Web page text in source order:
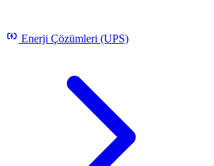
Enerji Çözümleri (UPS)